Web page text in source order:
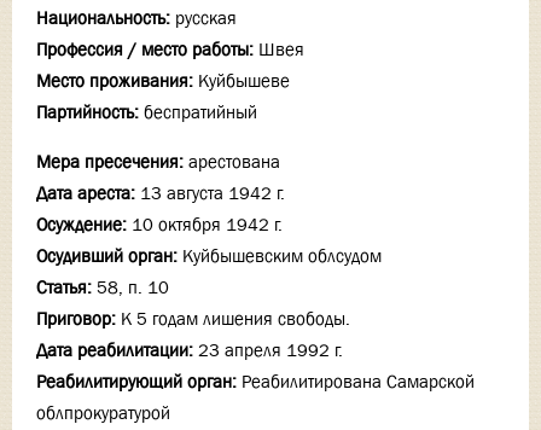
Национальность: русская
Профессия / место работы: Швея
Место проживания: Куйбышеве
Партийность: беспратийный
Мера пресечения: арестована
Дата ареста: 13 августа 1942 г.
Осуждение: 10 октября 1942 г.
Осудивший орган: Куйбышевским облсудом
Статья: 58, п. 10
Приговор: К 5 годам лишения свободы.
Дата реабилитации: 23 апреля 1992 г.
Реабилитирующий орган: Реабилитирована Самарской
облпрокуратурой